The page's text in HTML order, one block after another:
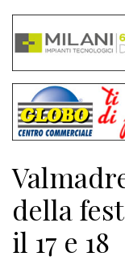
commenti
Contenuti
del
sito
Meteo
CONTATTI
della
il 17 e 18